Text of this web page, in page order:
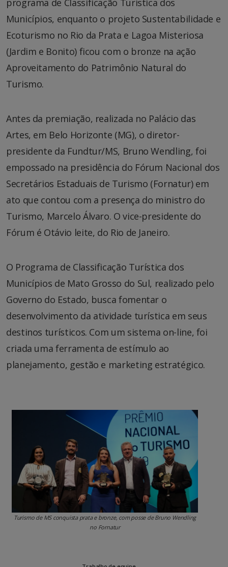
Municípios, enquanto o projeto Sustentabilidade e
Ecoturismo no Rio da Prata e Lagoa Misteriosa
(Jardim e Bonito) ficou com o bronze na ação
Aproveitamento do Patrimônio Natural do
Turismo.
Antes da premiação, realizada no Palácio das
Artes, em Belo Horizonte (MG), o diretor-
presidente da Fundtur/MS, Bruno Wendling, foi
empossado na presidência do Fórum Nacional dos
Secretários Estaduais de Turismo (Fornatur) em
ato que contou com a presença do ministro do
Turismo, Marcelo Álvaro. O vice-presidente do
Fórum é Otávio leite, do Rio de Janeiro.
O Programa de Classificação Turística dos
Municípios de Mato Grosso do Sul, realizado pelo
Governo do Estado, busca fomentar o
desenvolvimento da atividade turística em seus
destinos turísticos. Com um sistema on-line, foi
criada uma ferramenta de estímulo ao
planejamento, gestão e marketing estratégico.
Turismo de MS conquista prata e bronze, com posse de Bruno Wendling
no Fornatur